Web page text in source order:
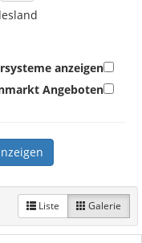
anzeigen
Angeboten
Liste Galerie